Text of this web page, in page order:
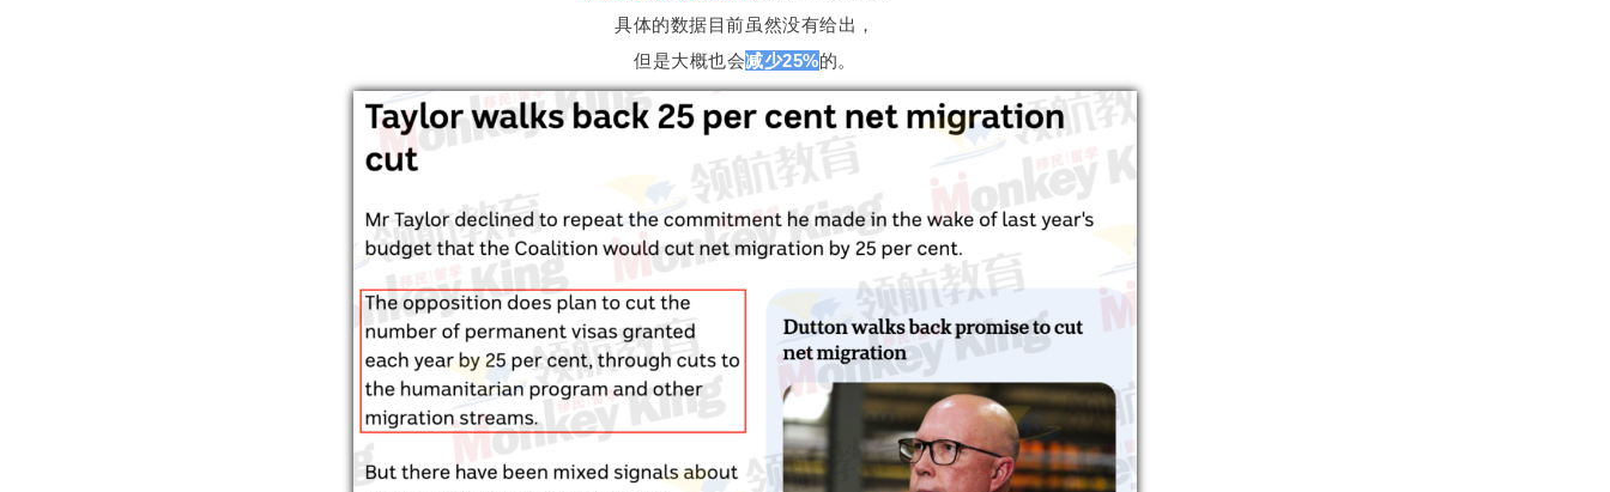
具体的数据目前虽然没有给出，
但是大概也会减少25%的。